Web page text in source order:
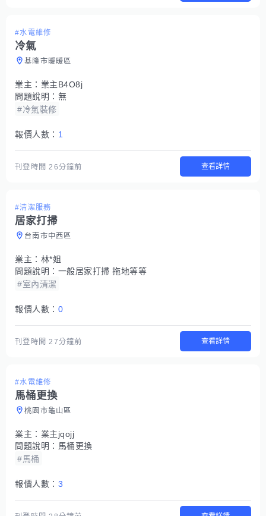
#水電維修
冷氣
基隆市暖暖區
業主： 業主B4O8j
問題說明： 無
#冷氣裝修
報價人數： 1
刊登時間26分鐘前 查看詳情
#清潔服務
居家打掃
台南市中西區
業主： 林*姐
問題說明： 一般居家打掃 拖地等等
#室內清潔
報價人數： 0
刊登時間27分鐘前 查看詳情
#水電維修
馬桶更換
桃園市龜山區
業主： 業主jqojj
問題說明： 馬桶更換
#馬桶
報價人數： 3